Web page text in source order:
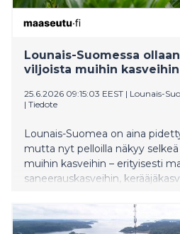
Lounais-Suomessa
viljoista muihin kasveihin
25.6.2026 09:15:03 EEST | Lounais-
| Tiedote
Lounais-Suomea on aina
mutta nyt pelloilla näkyy
muihin kasveihin – erityisesti
saneerauskasveihin,